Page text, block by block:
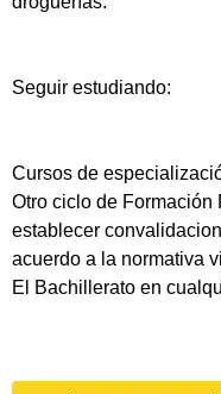
Seguir estudiando:
Cursos de
Otro ciclo de
establecer
acuerdo a la normativa
El Bachillerato en